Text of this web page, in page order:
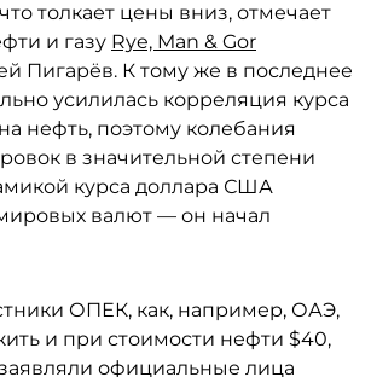
толкает цены вниз, отмечает
и газу Rye, Man & Gor
Пигарёв. К тому же в последнее
усилилась корреляция курса
нефть, поэтому колебания
в значительной степени
курса доллара США
валют — он начал
ОПЕК, как, например, ОАЭ,
и при стоимости нефти $40,
официальные лица